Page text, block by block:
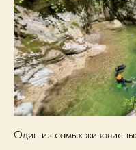
Один из самых